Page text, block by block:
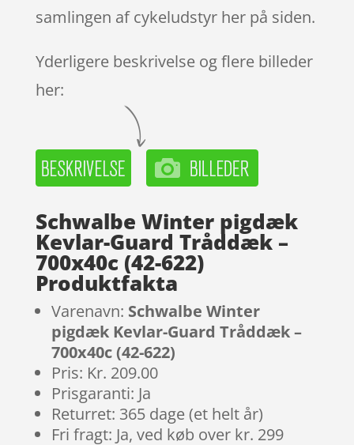
samlingen af cykeludstyr her på siden.
Yderligere beskrivelse og flere billeder
her:
Schwalbe Winter pigdæk
Kevlar-Guard Tråddæk –
700x40c (42-622)
Produktfakta
Varenavn: Schwalbe Winter
pigdæk Kevlar-Guard Tråddæk –
700x40c (42-622)
Pris: Kr. 209.00
Prisgaranti: Ja
Returret: 365 dage (et helt år)
Fri fragt: Ja, ved køb over kr. 299